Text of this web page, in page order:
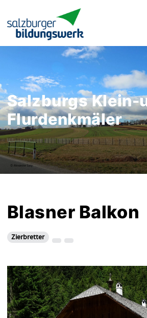
Salzburgs Klein-
Flurdenkmäler
Blasner Balkon
Zierbretter